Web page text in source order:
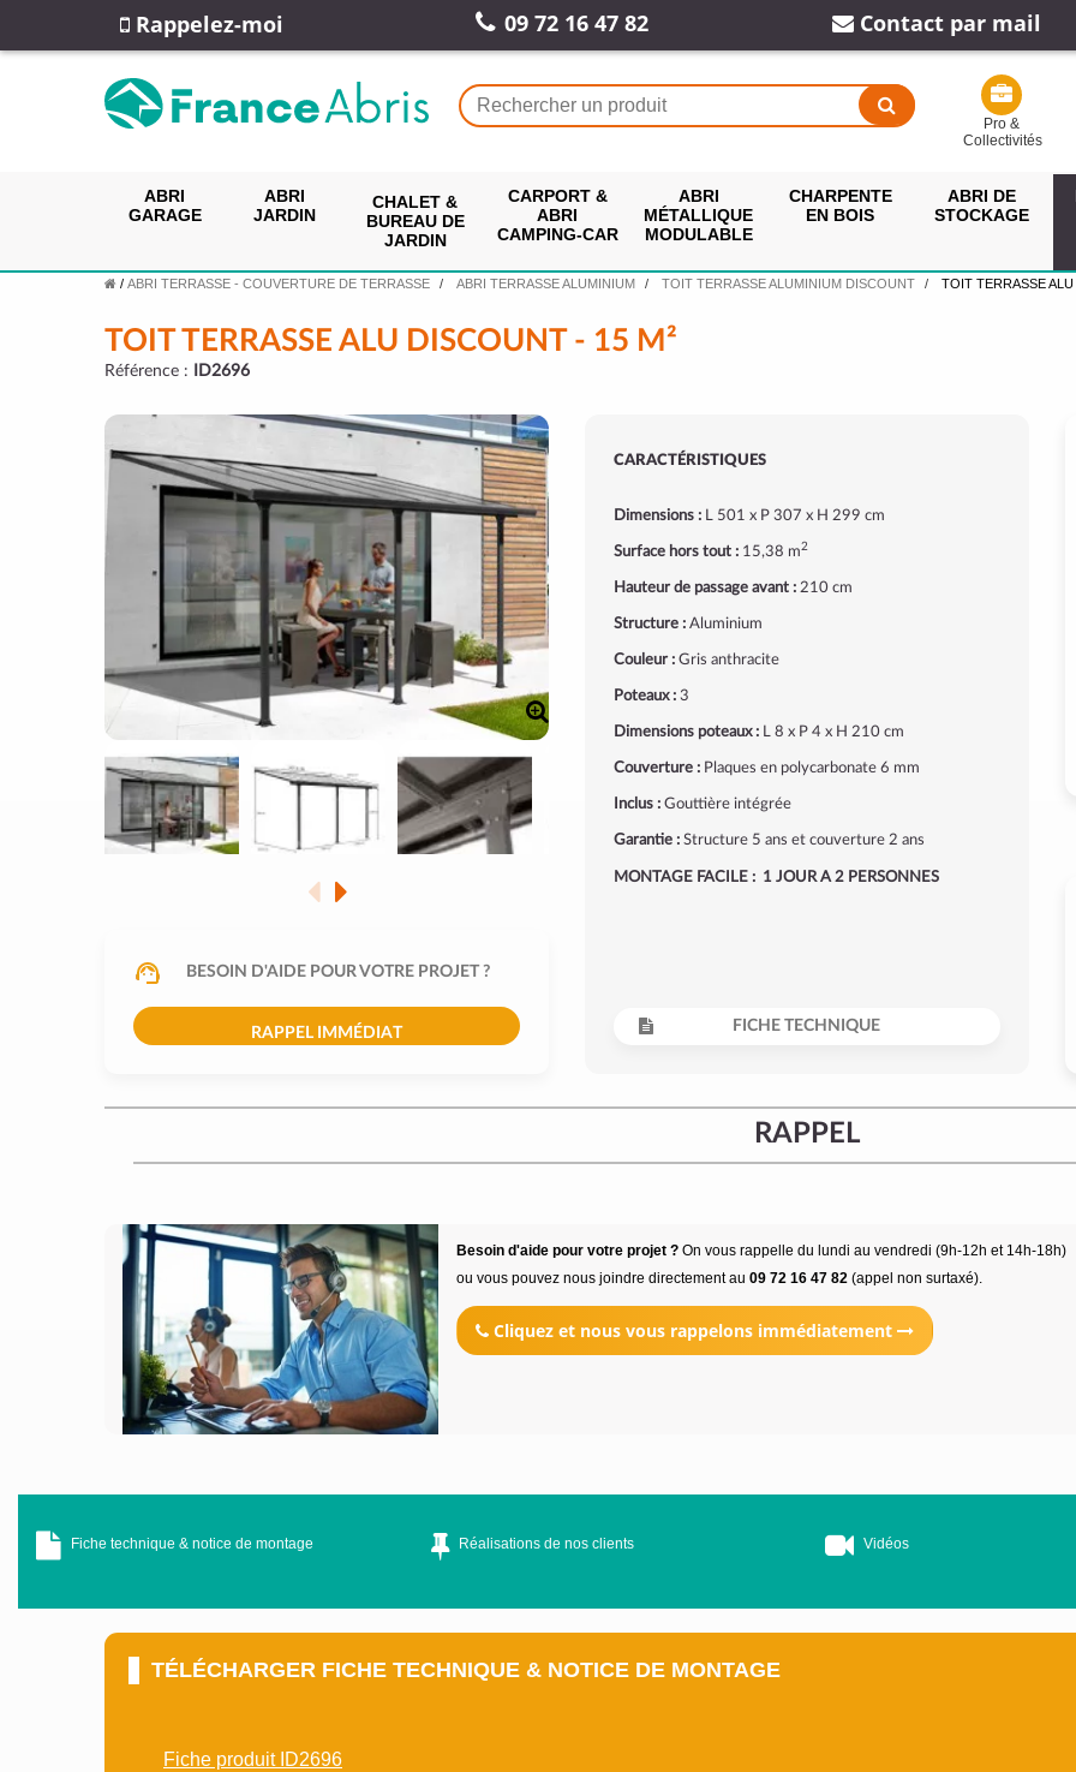
Rappelez-moi 09 72 16 47 82 Contact par mail
Pro &
Collectivités
ABRI
GARAGE
ABRI
JARDIN
CHALET &
BUREAU DE
JARDIN
CARPORT &
ABRI
CAMPING-CAR
ABRI
MÉTALLIQUE
MODULABLE
CHARPENTE
EN BOIS
ABRI DE
STOCKAGE
/ ABRI TERRASSE - COUVERTURE DE TERRASSE ABRI TERRASSE ALUMINIUM TOIT TERRASSE ALUMINIUM DISCOUNT TOIT TERRASSE
TOIT TERRASSE ALU DISCOUNT - 15 M²
Référence : ID2696
BESOIN D'AIDE POUR VOTRE PROJET ?
RAPPEL IMMÉDIAT
CARACTÉRISTIQUES
Dimensions :L 501 x P 307 x H 299 cm
Surface hors tout :15,38 m2
Hauteur de passage avant :210 cm
Structure :Aluminium
Couleur :Gris anthracite
Poteaux :3
Dimensions poteaux :L 8 x P 4 x H 210 cm
Couverture :Plaques en polycarbonate 6 mm
Inclus :Gouttière intégrée
Garantie :Structure 5 ans et couverture 2 ans
MONTAGE FACILE : 1 JOUR A 2 PERSONNES
FICHE TECHNIQUE
RAPPEL
Besoin d'aide pour votre projet ?On vous rappelle du lundi au vendredi (9h-12h et 14h-18h)
ou vous pouvez nous joindre directement au 09 72 16 47 82(appel non surtaxé).
Cliquez et nous vous rappelons immédiatement
Fiche technique & notice de montage Réalisations de nos clients Vidéos
TÉLÉCHARGER FICHE TECHNIQUE & NOTICE DE MONTAGE
Fiche produit ID2696